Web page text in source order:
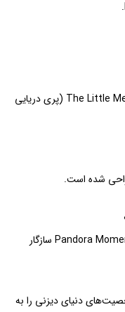
اورسولا شخصیت شرور اصلی انیمیشن The Little Mermaid (پری دریایی
شده است.
بله، کاملاً با تمامی دستبندها و گردنبندهای Pandora Moments سازگار
دنیای دیزنی را به